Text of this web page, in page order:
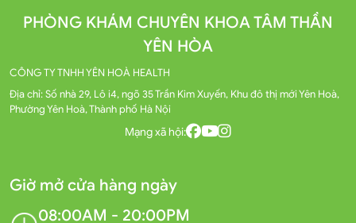
PHÒNG KHÁM CHUYÊN KHOA TÂM THẦN
YÊN HÒA
CÔNG TY TNHH YÊN HOÀ HEALTH
Địa chỉ: Số nhà 29, Lô i4, ngõ 35 Trần Kim Xuyến, Khu đô thị mới Yên Hoà,
Phường Yên Hoà, Thành phố Hà Nội
Mạng xã hội:
Giờ mở cửa hàng ngày
08:00AM - 20:00PM